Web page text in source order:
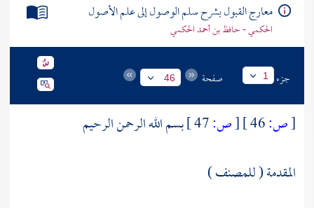
معارج القبول بشرح سلم الوصول إلى علم الأصول
الحكمي - حافظ بن أحمد الحكمي
جزء 1 صفحة 46
[ص: [ص:
بسم الله الرحمن الرحيم
المقدمة ( للمصنف )